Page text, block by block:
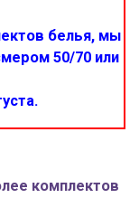
белья, мы
50/70 или
комплектов